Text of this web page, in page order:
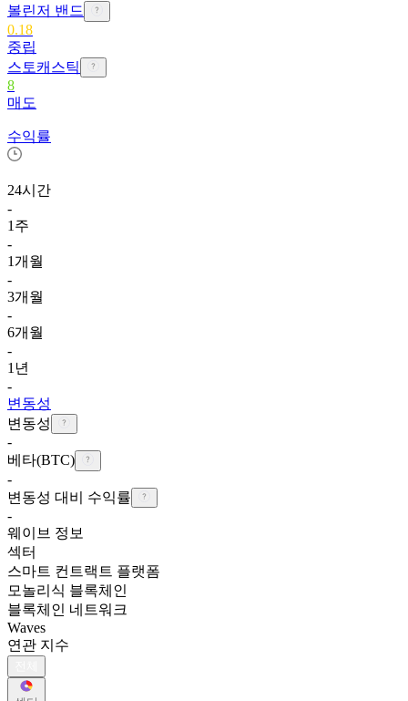
볼린저 밴드
0.18
중립
스토캐스틱
8
매도
수익률
24시간
-
1주
-
1개월
-
3개월
-
6개월
-
1년
-
변동성
변동성
-
베타(BTC)
-
변동성 대비 수익률
-
웨이브 정보
섹터
스마트 컨트랙트 플랫폼
모놀리식 블록체인
블록체인 네트워크
Waves
연관 지수